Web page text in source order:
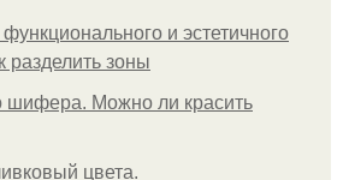
и эстетичного
разделить зоны
шифера. Можно ли красить
цвета.